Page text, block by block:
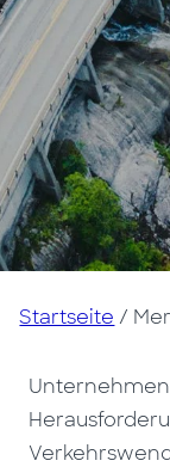
Startseite / Mer